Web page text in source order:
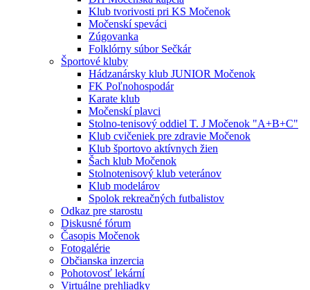
Klub tvorivosti pri KS Močenok
Močenskí speváci
Zúgovanka
Folklórny súbor Sečkár
Športové kluby
Hádzanársky klub JUNIOR Močenok
FK Poľnohospodár
Karate klub
Močenskí plavci
Stolno-tenisový oddiel T. J Močenok "A+B+C"
Klub cvičeniek pre zdravie Močenok
Klub športovo aktívnych žien
Šach klub Močenok
Stolnotenisový klub veteránov
Klub modelárov
Spolok rekreačných futbalistov
Odkaz pre starostu
Diskusné fórum
Časopis Močenok
Fotogalérie
Občianska inzercia
Pohotovosť lekární
Virtuálne prehliadky